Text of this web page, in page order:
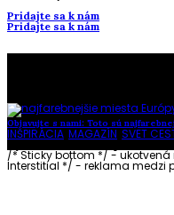
Pridajte sa k nám
Pridajte sa k nám
Objavujte s nami: Toto sú
INŠPIRÁCIA MAGAZÍN SVET
/* Sticky bottom */ -
Interstitial */ - reklama medzi